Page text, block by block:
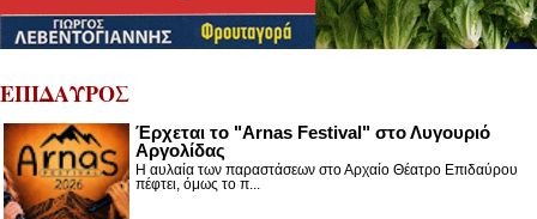
ΕΠΙΔΑΥΡΟΣ
Έρχεται το "Arnas Festival" στο Λυγουριό
Αργολίδας
Η αυλαία των παραστάσεων στο Αρχαίο Θέατρο Επιδαύρου
πέφτει, όμως το π...